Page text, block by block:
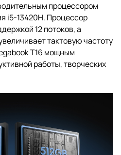
процессором
i5-13420H. Процессор
12 потоков, а
тактовую частоту
T16 мощным
работы, творческих